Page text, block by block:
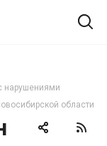
нарушениями
области